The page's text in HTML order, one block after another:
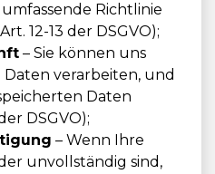
Richtlinie
12-13 der DSGVO);
– Sie können uns
verarbeiten, und
Daten
DSGVO);
– Wenn Ihre
unvollständig sind,